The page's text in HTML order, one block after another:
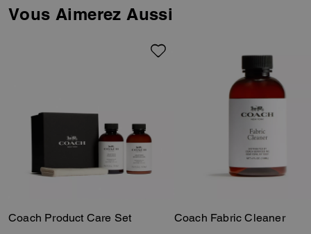
faites suivre avec la crème
hydratante pour cuir Coach.
Nous vous recommandons de
pièces en cuir Coach et de les
traiter tous les trois mois afin de
préserver leur beauté au fil du
Vous Aimerez Aussi
Coach Product Care Set Coach Fabric Cleaner